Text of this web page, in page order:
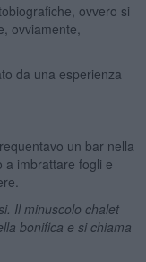
ovvero si
ovviamente,
da una esperienza
un bar nella
a imbrattare fogli e
Il minuscolo chalet
bonifica e si chiama